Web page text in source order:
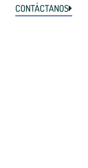
CONTÁCTANOS